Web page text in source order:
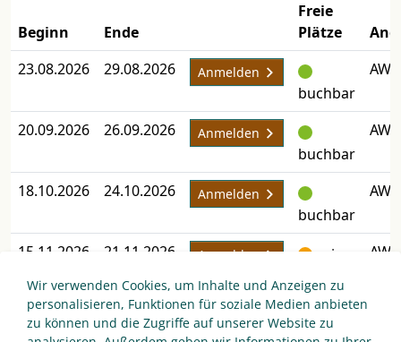
Beginn Ende
Freie
Plätze
23.08.2026
29.08.2026 Anmelden
buchbar
20.09.2026 26.09.2026 Anmelden
buchbar
18.10.2026 24.10.2026 Anmelden
buchbar
15.11.2026 21.11.2026 Anmelden
ein
Platz
frei
06.12.2026 12.12.2026 Anmelden
Wir verwenden Cookies, um Inhalte und Anzeigen zu
personalisieren, Funktionen für soziale Medien anbieten
zu können und die Zugriffe auf unserer Website zu